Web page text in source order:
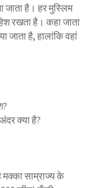
जाता है। हर मुस्लिम
रखता है। कहा जाता
जाता है, हालांकि वहां
क्या है?
साम्राज्य के